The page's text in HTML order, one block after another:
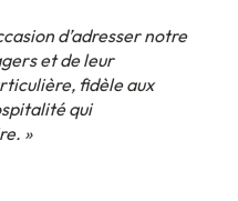
d’adresser notre
et de leur
fidèle aux
qui
»